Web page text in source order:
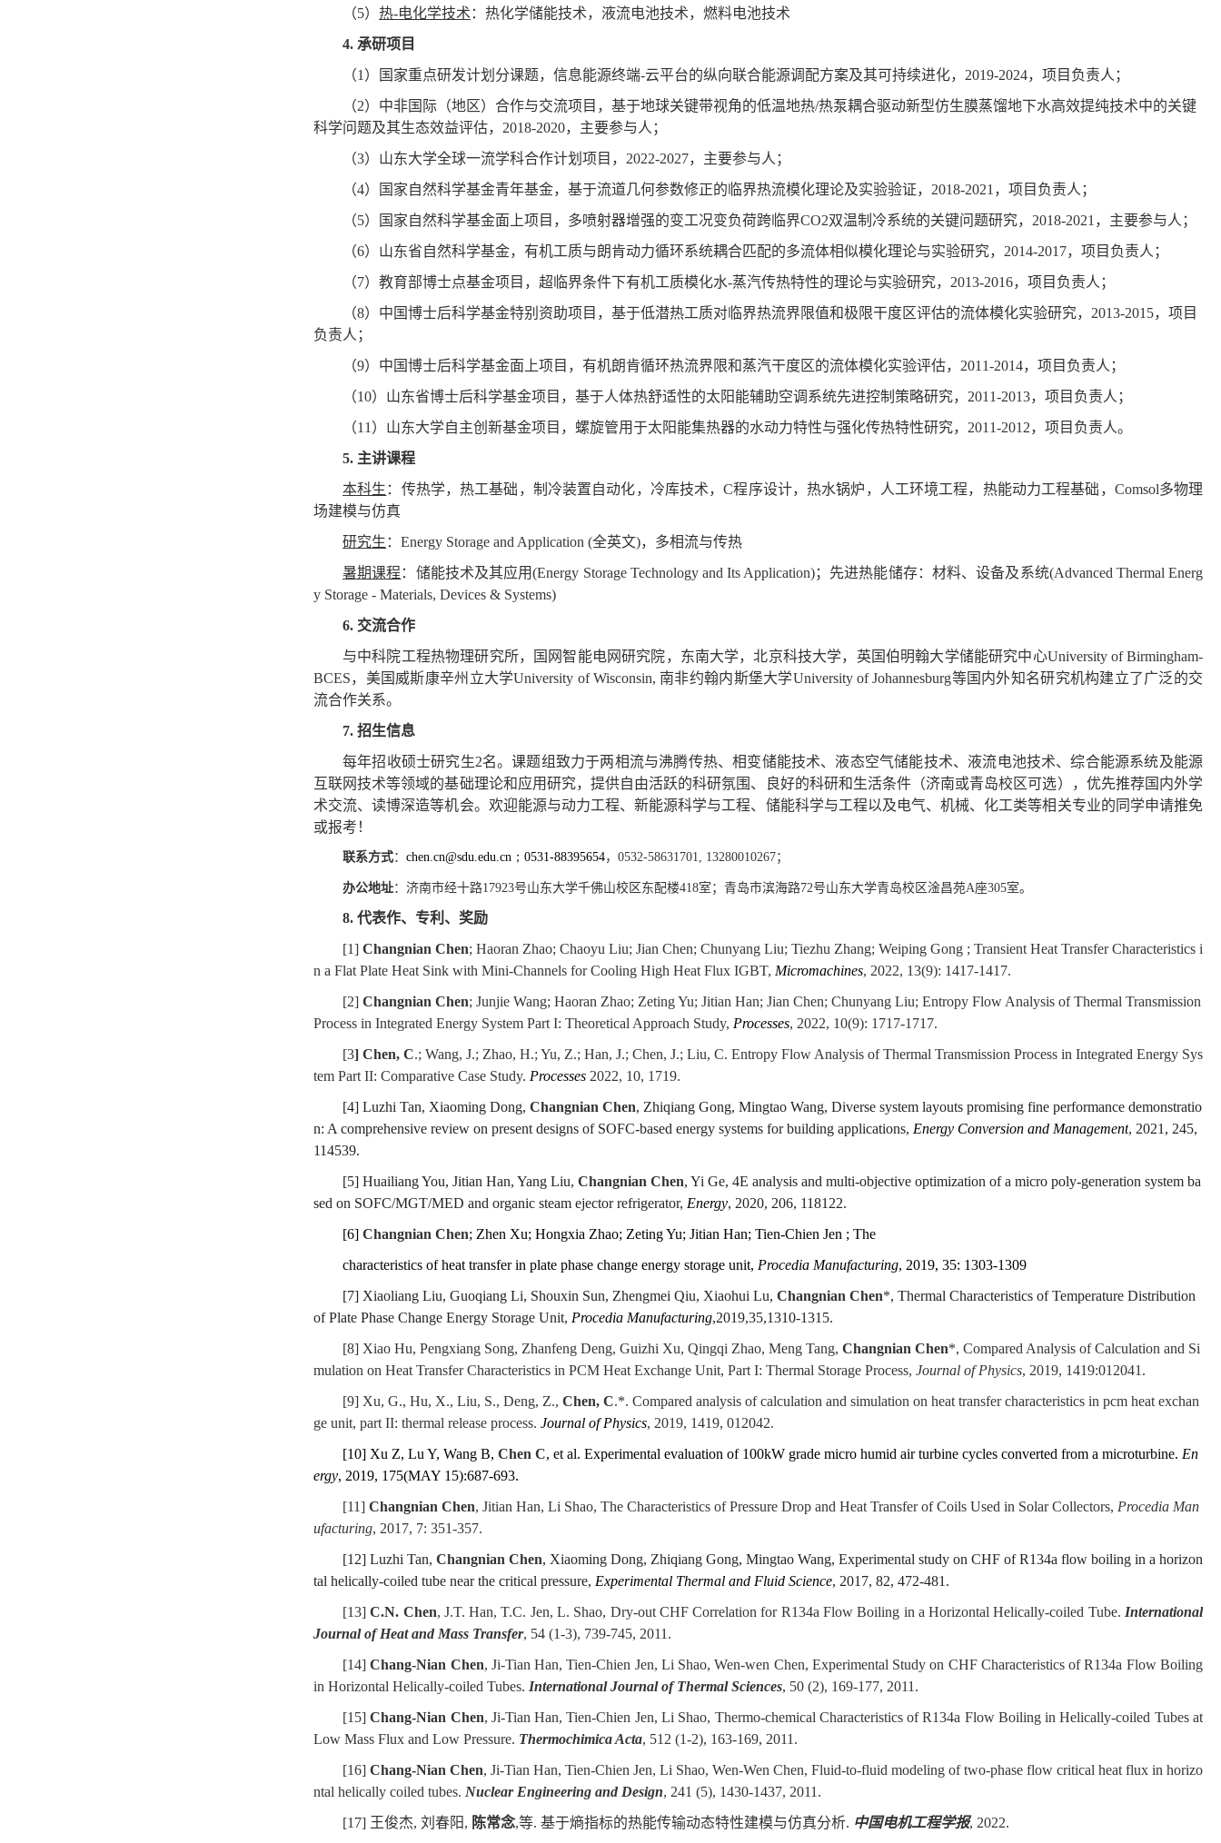
（5） 热-电化学技术：热化学储能技术，液流电池技术，燃料电池技术
4. 承研项目
（1 ）国家重点研发计划分课题，信息能源终端-云平台的纵向联合能源调配方案及其可持续进化， 2019-2024，项目负责人；
（2）中非国际（地区）合作与交流项目，基于地球关键带视角的低温地热/热泵耦合驱动新型仿生膜蒸馏地下水高效提纯技术中的关键
科学问题及其生态效益评估， 2018-2020，主要参与人；
（3）山东大学全球一流学科合作计划项目， 2022-2027，主要参与人；
（4）国家自然科学基金青年基金，基于流道几何参数修正的临界热流模化理论及实验验证， 2018-2021 ，项目负责人；
（5）国家自然科学基金面上项目，多喷射器增强的变工况变负荷跨临界CO2双温制冷系统的关键问题研究， 2018-2021 ，主要参与人；
（6）山东省自然科学基金，有机工质与朗肯动力循环系统耦合匹配的多流体相似模化理论与实验研究， 2014-2017，项目负责人；
（7）教育部博士点基金项目，超临界条件下有机工质模化水-蒸汽传热特性的理论与实验研究， 2013-2016，项目负责人；
（8）中国博士后科学基金特别资助项目，基于低潜热工质对临界热流界限值和极限干度区评估的流体模化实验研究， 2013-2015，项目
负责人；
（9）中国博士后科学基金面上项目，有机朗肯循环热流界限和蒸汽干度区的流体模化实验评估， 2011-2014，项目负责人；
（10）山东省博士后科学基金项目，基于人体热舒适性的太阳能辅助空调系统先进控制策略研究， 2011-2013，项目负责人；
（11 ）山东大学自主创新基金项目，螺旋管用于太阳能集热器的水动力特性与强化传热特性研究， 2011-2012，项目负责人。
5. 主讲课程
本科生 ：传热学，热工基础，制冷装置自动化，冷库技术，C程序设计，热水锅炉，人工环境工程，热能动力工程基础， Comsol多物理
场建模与仿真
研究生 ： Energy Storage and Application (全英文)，多相流与传热
暑期课程 ：储能技术及其应用(Energy Storage Technology and Its Application)；先进热能储存：材料、设备及系统(Advanced Thermal Energ
y Storage - Materials, Devices & Systems)
6. 交流合作
与中科院工程热物理研究所，国网智能电网研究院，东南大学，北京科技大学，英国伯明翰大学储能研究中心University of Birmingham-
BCES，美国威斯康辛州立大学University of Wisconsin, 南非约翰内斯堡大学University of Johannesburg等国内外知名研究机构建立了广泛的交
流合作关系。
7. 招生信息
每年招收硕士研究生2名。课题组致力于两相流与沸腾传热、相变储能技术、液态空气储能技术、液流电池技术、综合能源系统及能源
互联网技术等领域的基础理论和应用研究，提供自由活跃的科研氛围、良好的科研和生活条件（济南或青岛校区可选），优先推荐国内外学
术交流、读博深造等机会。欢迎能源与动力工程、新能源科学与工程、储能科学与工程以及电气、机械、化工类等相关专业的同学申请推免
或报考！
联系方式： chen.cn@sdu.edu.cn ； 0531-88395654， 0532-58631701, 13280010267；
办公地址：济南市经十路17923号山东大学千佛山校区东配楼418室； 青岛市滨海路72号山东大学青岛校区淦昌苑A座305室。
8. 代表作、专利、奖励
[1] Changnian Chen; Haoran Zhao; Chaoyu Liu; Jian Chen; Chunyang Liu; Tiezhu Zhang; Weiping Gong ; Transient Heat Transfer Characteristics i
n a Flat Plate Heat Sink with Mini-Channels for Cooling High Heat Flux IGBT, Micromachines, 2022, 13(9): 1417-1417.
[2] Changnian Chen; Junjie Wang; Haoran Zhao; Zeting Yu; Jitian Han; Jian Chen; Chunyang Liu; Entropy Flow Analysis of Thermal Transmission
Process in Integrated Energy System Part I: Theoretical Approach Study, Processes, 2022, 10(9): 1717-1717.
[3] Chen, C.; Wang, J.; Zhao, H.; Yu, Z.; Han, J.; Chen, J.; Liu, C. Entropy Flow Analysis of Thermal Transmission Process in Integrated Energy Sys
tem Part II: Comparative Case Study. Processes 2022, 10, 1719.
[4] Luzhi Tan, Xiaoming Dong, Changnian Chen, Zhiqiang Gong, Mingtao Wang, Diverse system layouts promising fine performance demonstratio
n: A comprehensive review on present designs of SOFC-based energy systems for building applications, Energy Conversion and Management, 2021, 245,
114539.
[5] Huailiang You, Jitian Han, Yang Liu, Changnian Chen, Yi Ge, 4E analysis and multi-objective optimization of a micro poly-generation system ba
sed on SOFC/MGT/MED and organic steam ejector refrigerator, Energy, 2020, 206, 118122.
[6] Changnian Chen; Zhen Xu; Hongxia Zhao; Zeting Yu; Jitian Han; Tien-Chien Jen ; The
characteristics of heat transfer in plate phase change energy storage unit, Procedia Manufacturing, 2019, 35: 1303-1309
[7] Xiaoliang Liu, Guoqiang Li, Shouxin Sun, Zhengmei Qiu, Xiaohui Lu, Changnian Chen*, Thermal Characteristics of Temperature Distribution
of Plate Phase Change Energy Storage Unit, Procedia Manufacturing,2019,35,1310-1315.
[8] Xiao Hu, Pengxiang Song, Zhanfeng Deng, Guizhi Xu, Qingqi Zhao, Meng Tang, Changnian Chen*, Compared Analysis of Calculation and Si
mulation on Heat Transfer Characteristics in PCM Heat Exchange Unit, Part I: Thermal Storage Process, Journal of Physics, 2019, 1419:012041.
[9] Xu, G., Hu, X., Liu, S., Deng, Z., Chen, C.*. Compared analysis of calculation and simulation on heat transfer characteristics in pcm heat exchan
ge unit, part II: thermal release process. Journal of Physics, 2019, 1419, 012042.
[10] Xu Z, Lu Y, Wang B, Chen C, et al. Experimental evaluation of 100kW grade micro humid air turbine cycles converted from a microturbine. En
ergy, 2019, 175(MAY 15):687-693.
[11] Changnian Chen, Jitian Han, Li Shao, The Characteristics of Pressure Drop and Heat Transfer of Coils Used in Solar Collectors, Procedia Man
ufacturing, 2017, 7: 351-357.
[12] Luzhi Tan, Changnian Chen, Xiaoming Dong, Zhiqiang Gong, Mingtao Wang, Experimental study on CHF of R134a flow boiling in a horizon
tal helically-coiled tube near the critical pressure, Experimental Thermal and Fluid Science, 2017, 82, 472-481.
[13]C.N. Chen, J.T. Han, T.C. Jen, L. Shao, Dry-out CHF Correlation for R134a Flow Boiling in a Horizontal Helically-coiled Tube. International
Journal of Heat and Mass Transfer, 54 (1-3), 739-745, 2011.
[14] Chang-Nian Chen, Ji-Tian Han, Tien-Chien Jen, Li Shao, Wen-wen Chen, Experimental Study on CHF Characteristics of R134a Flow Boiling
in Horizontal Helically-coiled Tubes. International Journal of Thermal Sciences, 50 (2), 169-177, 2011.
[15]Chang-Nian Chen, Ji-Tian Han, Tien-Chien Jen, Li Shao, Thermo-chemical Characteristics of R134a Flow Boiling in Helically-coiled Tubes at
Low Mass Flux and Low Pressure. Thermochimica Acta, 512 (1-2), 163-169, 2011.
[16] Chang-Nian Chen, Ji-Tian Han, Tien-Chien Jen, Li Shao, Wen-Wen Chen, Fluid-to-fluid modeling of two-phase flow critical heat flux in horizo
ntal helically coiled tubes. Nuclear Engineering and Design, 241 (5), 1430-1437, 2011.
[17] 王俊杰, 刘春阳, 陈常念,等. 基于熵指标的热能传输动态特性建模与仿真分析. 中国电机工程学报, 2022.